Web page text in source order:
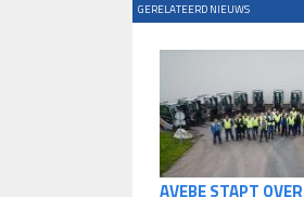
GERELATEERD NIEUWS
AVEBE STAPT